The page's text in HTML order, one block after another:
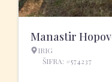
Manastir
IRIG
ŠIFRA: #574237